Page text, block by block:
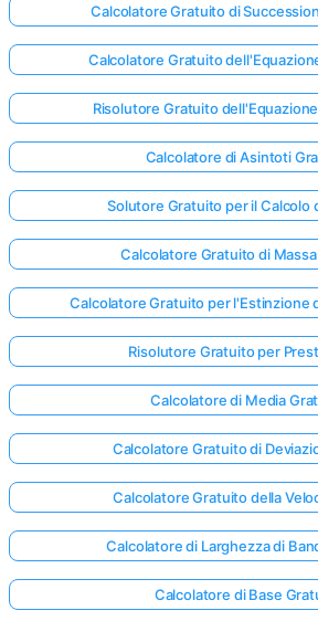
Calcolatore Gratuito di
Calcolatore Gratuito
Risolutore Gratuito
Calcolatore di Asintoti
Solutore Gratuito per il Calcolo
Calcolatore Gratuito di
Calcolatore Gratuito per l'Estinzione
Risolutore Gratuito per
Calcolatore di Media
Calcolatore Gratuito di
Calcolatore Gratuito della
Calcolatore di Larghezza di
Calcolatore di Base